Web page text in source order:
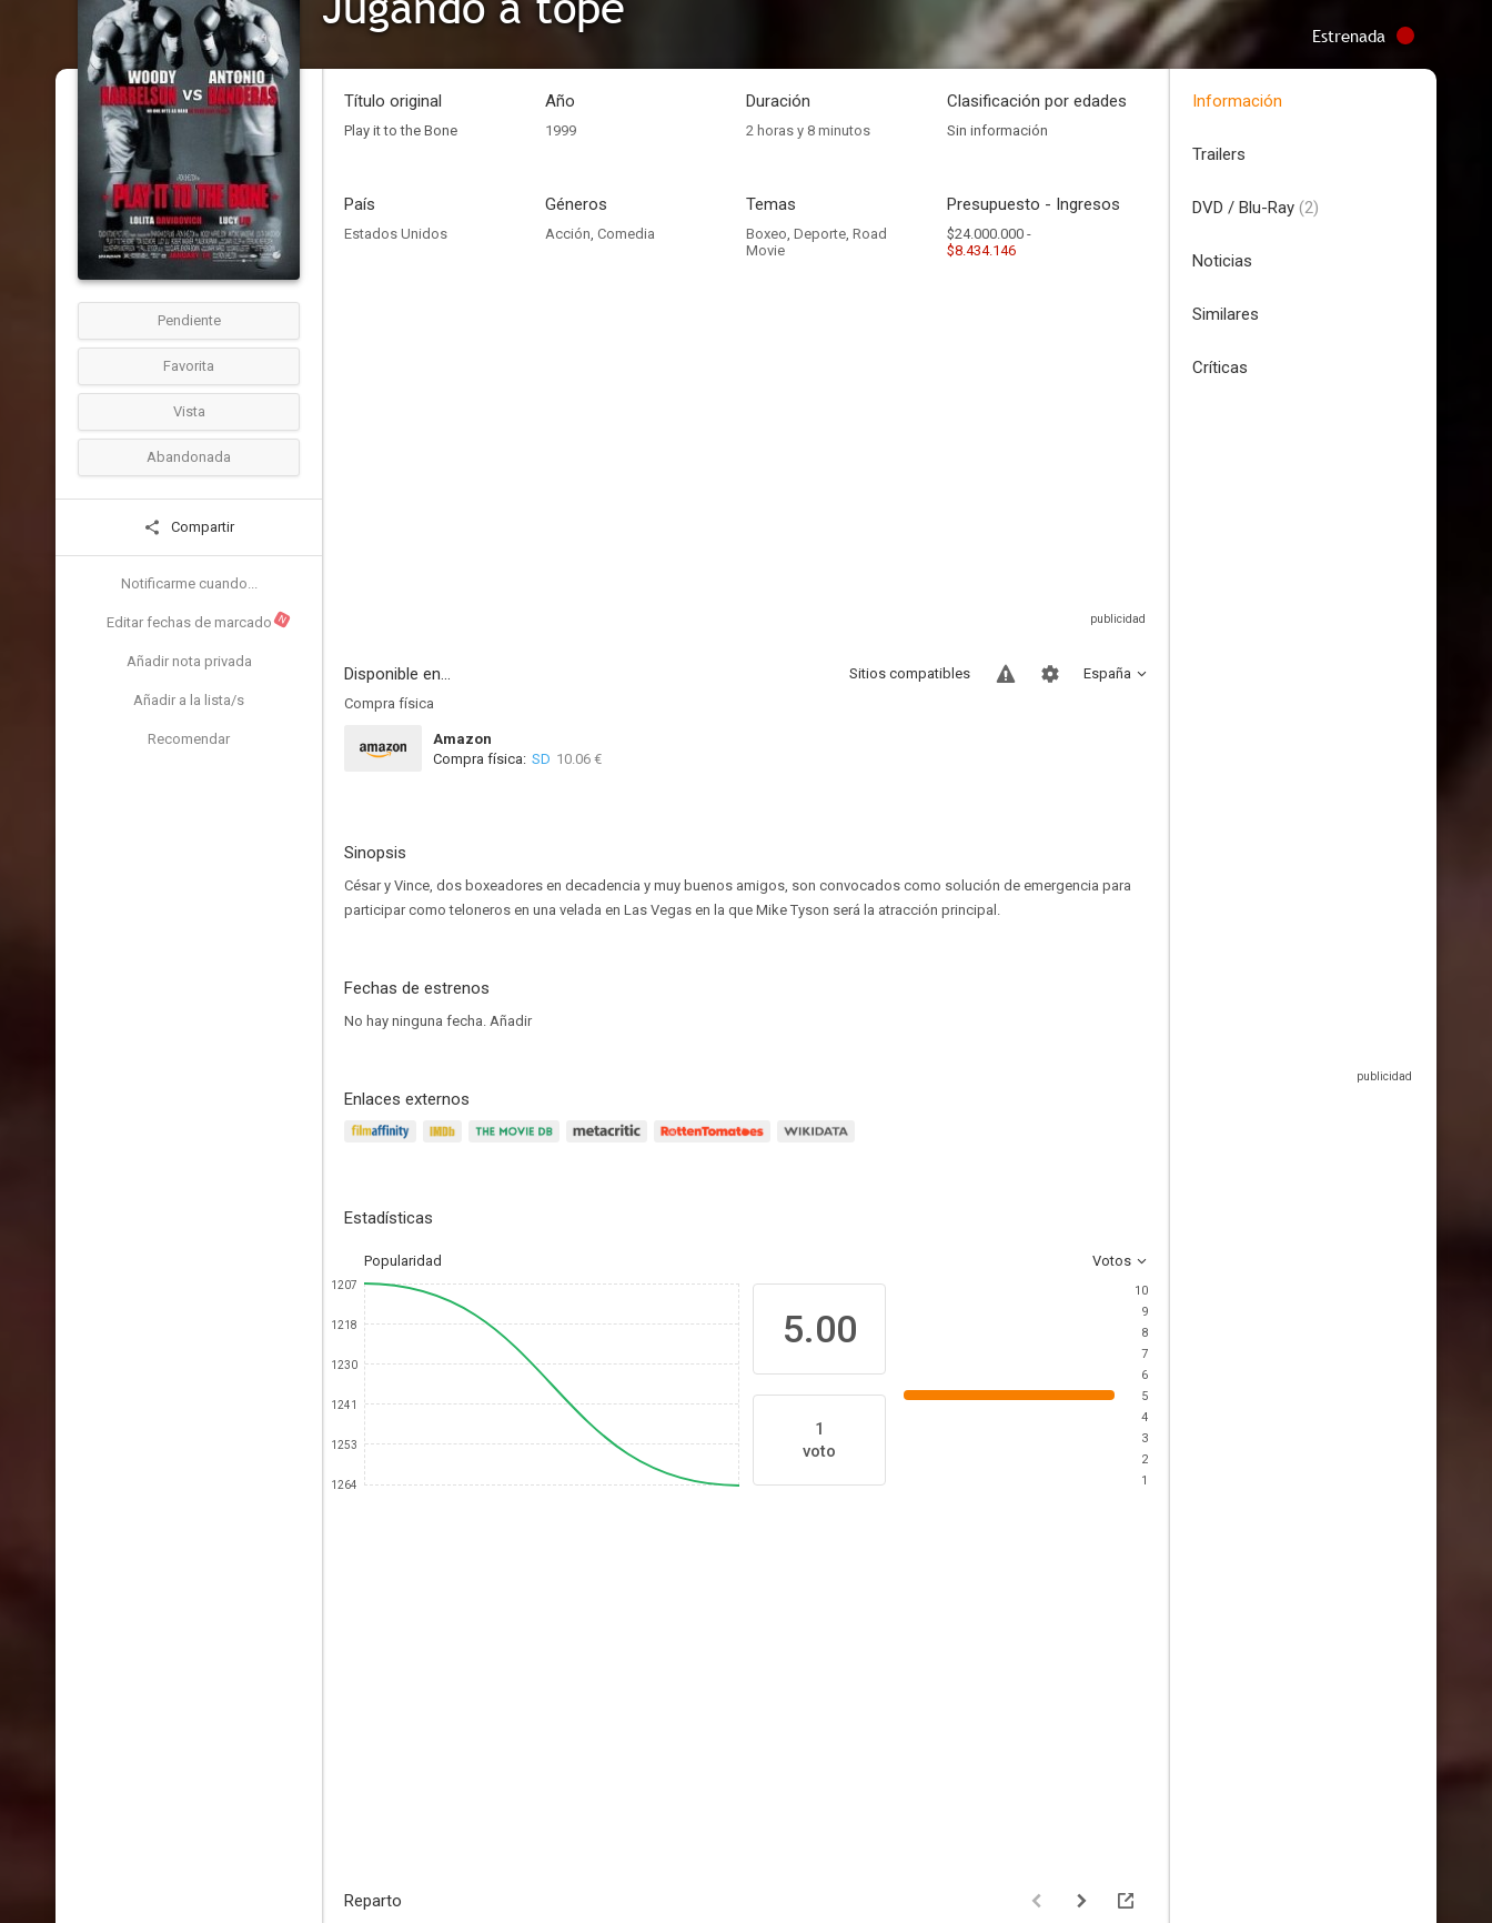
Estrenada
Pendiente
Favorita
Vista
Abandonada
Compartir
Notificarme cuando...
Editar fechas de marcado N
Añadir nota privada
Añadir a la lista/s
Recomendar
Título original
Play it to the Bone
Año
1999
Duración
2 horas y 8 minutos
Clasificación por edades
Sin información
País
Estados Unidos
Géneros
Acción, Comedia
Temas
Boxeo, Deporte, Road
Movie
Presupuesto - Ingresos
$24.000.000 -
$8.434.146
Disponible en... España
Sitios compatibles
Compra física
Amazon
Compra física: SD 10.06 €
Sinopsis
César y Vince, dos boxeadores en decadencia y muy buenos amigos, son convocados como solución de emergencia para
participar como teloneros en una velada en Las Vegas en la que Mike Tyson será la atracción principal.
Fechas de estrenos
No hay ninguna fecha. Añadir
Enlaces externos
Estadísticas
Popularidad Votos
1207
1218
1230
1241
1253
1264
5.00
1
voto
10
9
8
7
6
5
4
3
2
1
Reparto
Información
Trailers
DVD / Blu-Ray (2)
Noticias
Similares
Críticas